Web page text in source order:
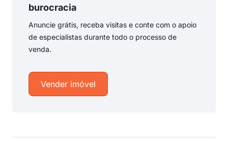
burocracia
Anuncie grátis, receba visitas e conte com o apoio
de especialistas durante todo o processo de
venda.
Vender imóvel